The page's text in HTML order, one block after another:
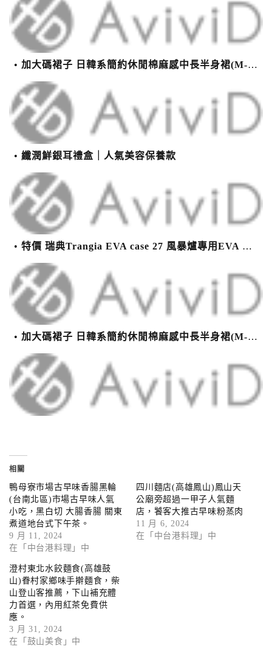
加大碼裙子 日韓系簡約休閒棉麻感中長半身裙(M-2XL)【XMS54038】＊艾美時尚(現+預)
纖潤鮮銀耳禮盒｜人氣美容保養款
特價 瑞典Trangia EVA case 27 風暴爐專用EVA 防護外盒(小)-黑
加大碼裙子 日韓系簡約休閒棉麻感中長半身裙(M-2XL)【XMS54038】＊艾美時尚(現+預)
相關
鴨母寮市場古早味香腸黑輪
(台南北區)市場古早味人氣
小吃，黑白切 大腸香腸 關東
煮道地台式下午茶。
9 月 11, 2024
在「中台港料理」中
四川麵店(高雄鳳山)鳳山天
公廟旁超過一甲子人氣麵
店，饕客大推古早味粉蒸肉
11 月 6, 2024
在「中台港料理」中
澄村東北水餃麵食(高雄鼓
山)眷村家鄉味手擀麵食，柴
山登山客推薦，下山補充體
力首選，內用紅茶免費供
應。
3 月 31, 2024
在「鼓山美食」中